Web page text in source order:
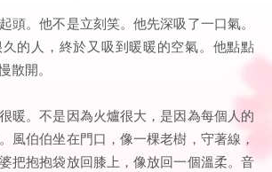
頭。他不是立刻笑。他先深吸了一口氣。
的人，終於又吸到暖暖的空氣。他點點
散開。
暖。不是因為火爐很大，是因為每個人的
風伯伯坐在門口，像一棵老樹，守著線，
把抱抱袋放回膝上，像放回一個溫柔。音